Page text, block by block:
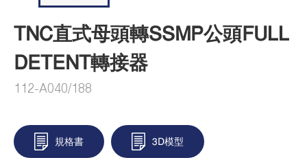
TNC直式母頭轉SSMP公頭FULL
DETENT轉接器
112-A040/188
規格書 3D模型